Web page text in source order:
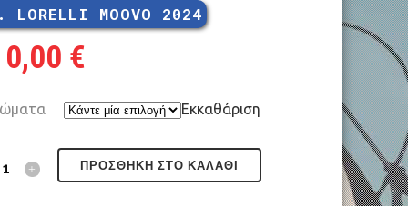
LORELLI MOOVO 2024
€
Εκκαθάριση
ΠΡΟΣΘΉΚΗ ΣΤΟ ΚΑΛΆΘΙ